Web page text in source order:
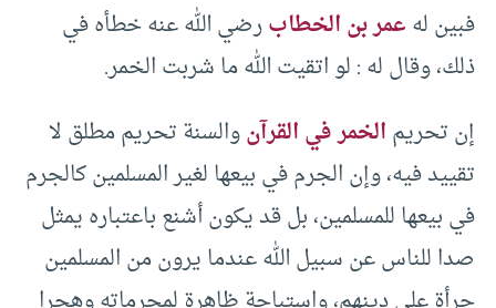
فبين لهعمر بن الخطابرضي الله عنه خطأه في
ذلك، وقال له : لو اتقيت الله ما شربت الخمر.
إن تحريمالخمر في القرآنوالسنة تحريم مطلق لا
تقييد فيه، وإن الجرم في بيعها لغير المسلمين كالجرم
في بيعها للمسلمين، بل قد يكون أشنع باعتباره يمثل
صدا للناس عن سبيل الله عندما يرون من المسلمين